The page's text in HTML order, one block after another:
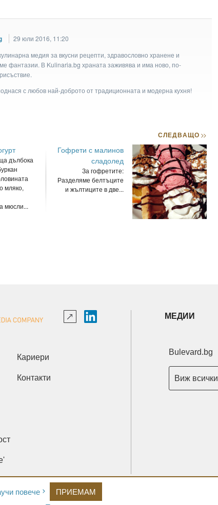
29 юли 2016, 11:20
медия за вкусни рецепти, здравословно хранене и
фантазии. В Kulinaria.bg храната заживява и има ново, по-
с любов най-доброто от традиционната и модерна кухня!
дълбока
мляко,
мюсли...
СЛЕДВАЩО>>
Гофрети с малинов
сладолед
За гофретите:
Разделяме белтъците
и жълтиците в две...
повече
ПРИЕМАМ
Кариери
Контакти
МЕДИИ
Bulevard.bg
Виж всички
Copyright © 2026 Ксениум ООД. Всички права запазени.